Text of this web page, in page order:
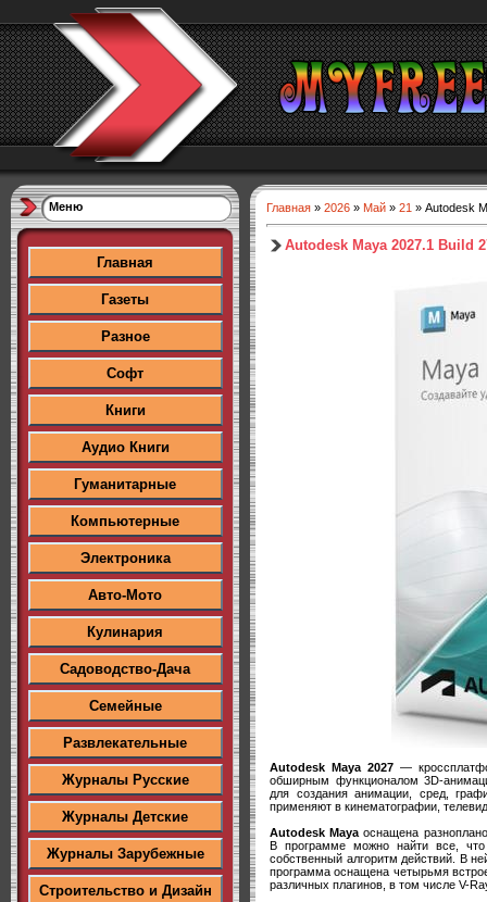
Меню
Главная
Газеты
Разное
Софт
Книги
Аудио Книги
Гуманитарные
Компьютерные
Электроника
Авто-Мото
Кулинария
Садоводство-Дача
Семейные
Развлекательные
Журналы Русские
Журналы Детские
Журналы Зарубежные
Строительство и Дизайн
Главная » 2026 » Май » 21 » Autodesk
Autodesk Maya 2027.1 Build
Autodesk Maya 2027 —
обширным функционалом 3D-
для создания анимации, сред,
применяют в кинематографии,
Autodesk Maya оснащена
В программе можно найти все, что
собственный алгоритм действий. В
программа оснащена четырьмя
различных плагинов, в том числе V-